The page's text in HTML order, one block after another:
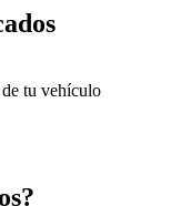
tu vehículo